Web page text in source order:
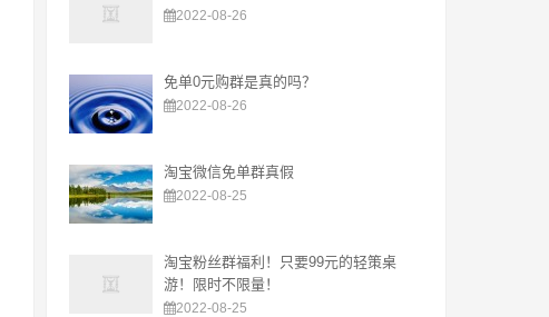
2022-08-26
免单0元购群是真的吗？
2022-08-26
淘宝微信免单群真假
2022-08-25
淘宝粉丝群福利！只要99元的轻策桌
游！限时不限量！
2022-08-25